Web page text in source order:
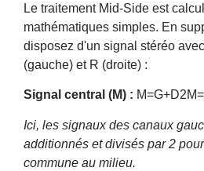
Le traitement Mid-Side est
mathématiques simples. En
disposez d'un signal stéréo
(gauche) et R (droite) :
Signal central (M) :
Ici, les signaux des canaux
additionnés et divisés par 2
commune au milieu.